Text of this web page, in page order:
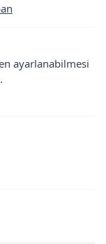
ayarlanabilmesi